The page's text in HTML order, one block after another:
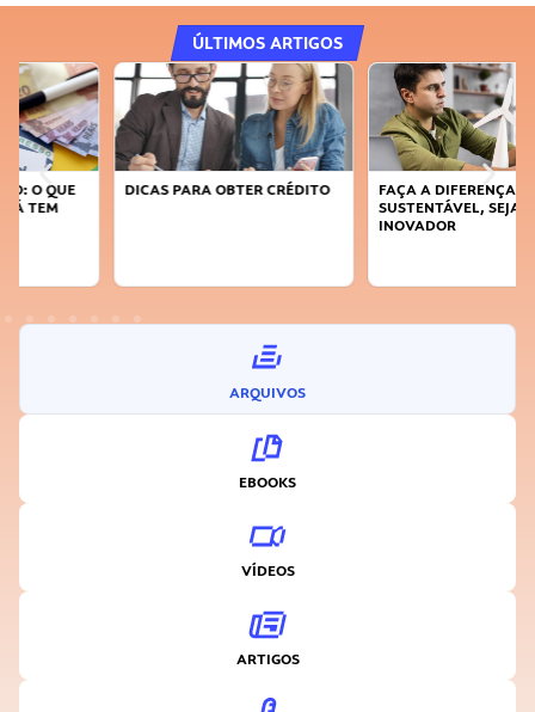
ÚLTIMOS ARTIGOS
DICAS PARA OBTER CRÉDITO
FAÇA A DIFERENÇA: SEJA
SUSTENTÁVEL, SEJA
ARQUIVOS
EBOOKS
VÍDEOS
ARTIGOS